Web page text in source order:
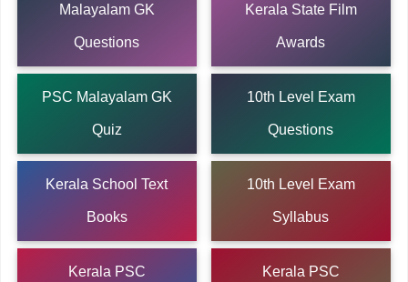
Malayalam GK
Questions
Kerala State Film
Awards
PSC Malayalam GK
Quiz
10th Level Exam
Questions
Kerala School Text
Books
10th Level Exam
Syllabus
Kerala PSC Kerala PSC